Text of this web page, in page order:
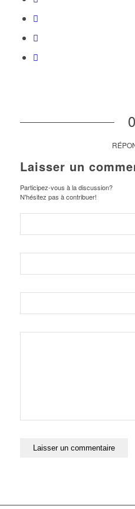
0
Laisser un
Participez-vous à la discussion?
N'hésitez pas à contribuer!